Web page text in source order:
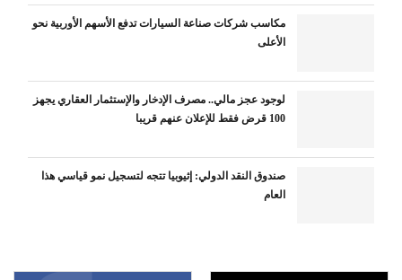
مكاسب شركات صناعة السيارات تدفع الأسهم الأوربية نحو
الأعلى
لوجود عجز مالي.. مصرف الإدخار والإستثمار العقاري يجهز
100 قرض فقط للإعلان عنهم قريبا
صندوق النقد الدولي: إثيوبيا تتجه لتسجيل نمو قياسي هذا
العام